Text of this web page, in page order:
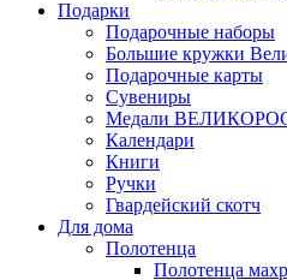
Подарки
Подарочные наборы
Большие кружки
Подарочные карты
Сувениры
Медали
Календари
Книги
Ручки
Гвардейский скотч
Для дома
Полотенца
Полотенца